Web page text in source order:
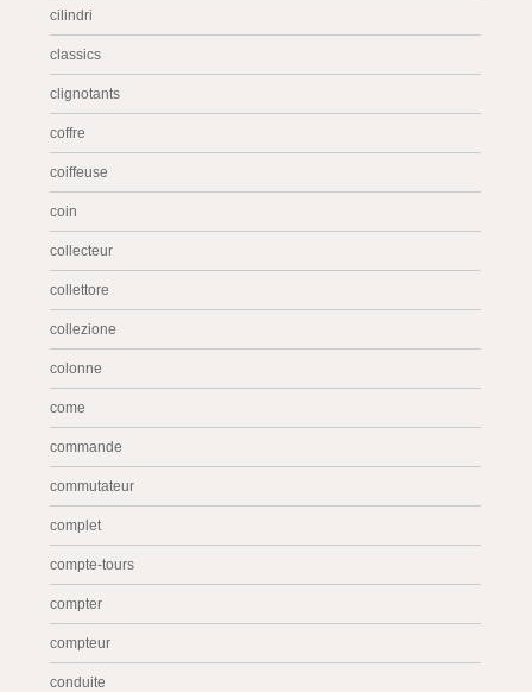
cilindri
classics
clignotants
coffre
coiffeuse
coin
collecteur
collettore
collezione
colonne
come
commande
commutateur
complet
compte-tours
compter
compteur
conduite